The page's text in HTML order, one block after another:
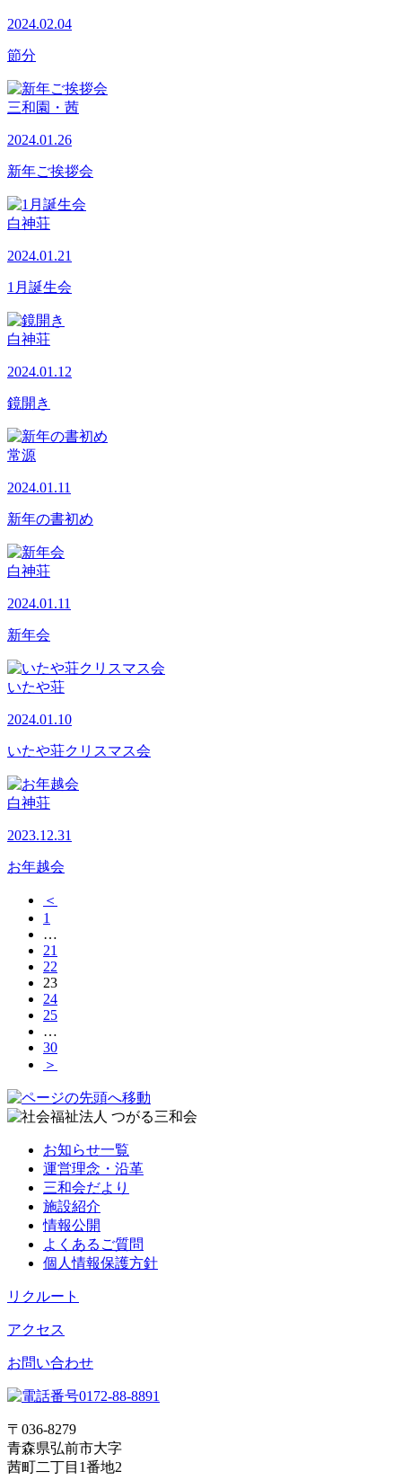
2024.02.04
節分
三和園・茜
2024.01.26
新年ご挨拶会
白神荘
2024.01.21
1月誕生会
白神荘
2024.01.12
鏡開き
常源
2024.01.11
新年の書初め
白神荘
2024.01.11
新年会
いたや荘
2024.01.10
いたや荘クリスマス会
白神荘
2023.12.31
お年越会
＜
1
…
21
22
23
24
25
…
30
＞
お知らせ一覧
運営理念・沿革
三和会だより
施設紹介
情報公開
よくあるご質問
個人情報保護方針
リクルート
アクセス
お問い合わせ
〒036-8279
青森県弘前市大字
茜町二丁目1番地2